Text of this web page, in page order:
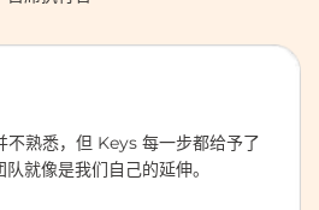
不熟悉，但 Keys 每一步都给予了
就像是我们自己的延伸。